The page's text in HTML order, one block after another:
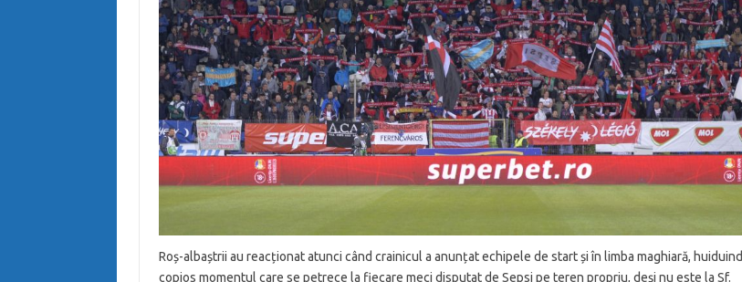
Roș-albaștrii au reacționat atunci când crainicul a anunțat echipele de start și în limba maghiară, huiduind
copios momentul care se petrece la fiecare meci disputat de Sepsi pe teren propriu, deși nu este la Sf.